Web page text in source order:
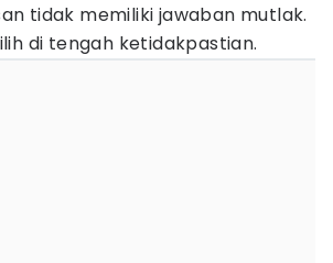
tidak memiliki jawaban mutlak.
di tengah ketidakpastian.